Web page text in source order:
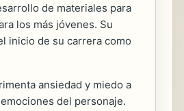
de materiales para
los más jóvenes. Su
inicio de su carrera como
ansiedad y miedo a
del personaje.